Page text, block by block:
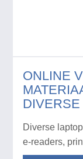
ONLINE
DIVERSE
Diverse
e-readers,